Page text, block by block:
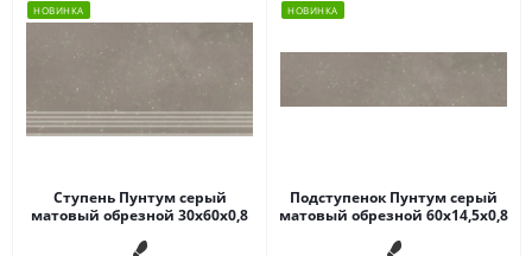
НОВИНКА
Ступень Пунтум серый
матовый обрезной 30x60x0,8
НОВИНКА
Подступенок Пунтум серый
матовый обрезной 60x14,5x0,8